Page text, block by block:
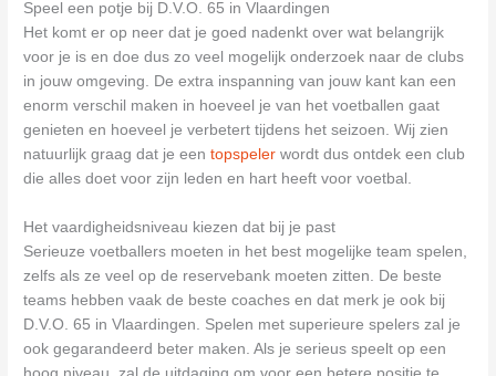
Speel een potje bij D.V.O. 65 in Vlaardingen
Het komt er op neer dat je goed nadenkt over wat belangrijk
voor je is en doe dus zo veel mogelijk onderzoek naar de clubs
in jouw omgeving. De extra inspanning van jouw kant kan een
enorm verschil maken in hoeveel je van het voetballen gaat
genieten en hoeveel je verbetert tijdens het seizoen. Wij zien
natuurlijk graag dat je eentopspeler wordt dus ontdek een club
die alles doet voor zijn leden en hart heeft voor voetbal.
Het vaardigheidsniveau kiezen dat bij je past
Serieuze voetballers moeten in het best mogelijke team spelen,
zelfs als ze veel op de reservebank moeten zitten. De beste
teams hebben vaak de beste coaches en dat merk je ook bij
D.V.O. 65 in Vlaardingen. Spelen met superieure spelers zal je
ook gegarandeerd beter maken. Als je serieus speelt op een